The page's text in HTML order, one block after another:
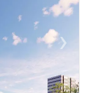
›Next